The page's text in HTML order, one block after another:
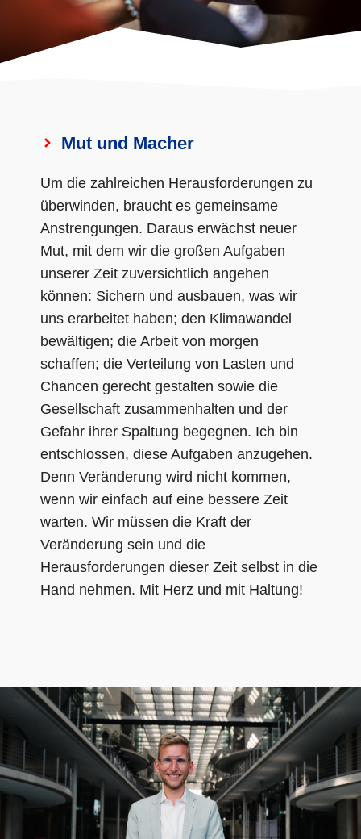
Mut und Macher
Um die zahlreichen Herausforderungen zu
überwinden, braucht es gemeinsame
Anstrengungen. Daraus erwächst neuer
Mut, mit dem wir die großen Aufgaben
unserer Zeit zuversichtlich angehen
können: Sichern und ausbauen, was wir
uns erarbeitet haben; den Klimawandel
bewältigen; die Arbeit von morgen
schaffen; die Verteilung von Lasten und
Chancen gerecht gestalten sowie die
Gesellschaft zusammenhalten und der
Gefahr ihrer Spaltung begegnen. Ich bin
entschlossen, diese Aufgaben anzugehen.
Denn Veränderung wird nicht kommen,
wenn wir einfach auf eine bessere Zeit
warten. Wir müssen die Kraft der
Veränderung sein und die
Herausforderungen dieser Zeit selbst in die
Hand nehmen. Mit Herz und mit Haltung!